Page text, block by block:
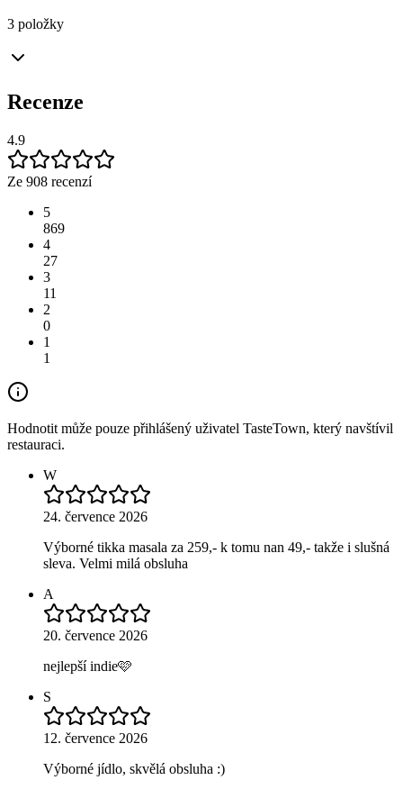
3 položky
Recenze
4.9
Ze 908 recenzí
5
869
4
27
3
11
2
0
1
1
Hodnotit může pouze přihlášený uživatel TasteTown, který navštívil
restauraci.
W
24. července 2026
Výborné tikka masala za 259,- k tomu nan 49,- takže i slušná
sleva. Velmi milá obsluha
A
20. července 2026
nejlepší indie🩷
S
12. července 2026
Výborné jídlo, skvělá obsluha :)